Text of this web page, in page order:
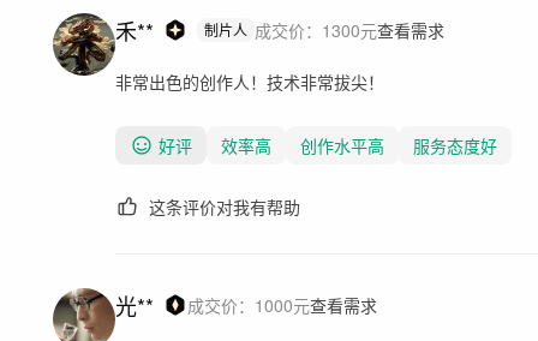
禾** 制片人 成交价： 1300元查看需求
非常出色的创作人！技术非常拔尖！
好评 效率高 创作水平高 服务态度好
这条评价对我有帮助
光** 成交价： 1000元查看需求